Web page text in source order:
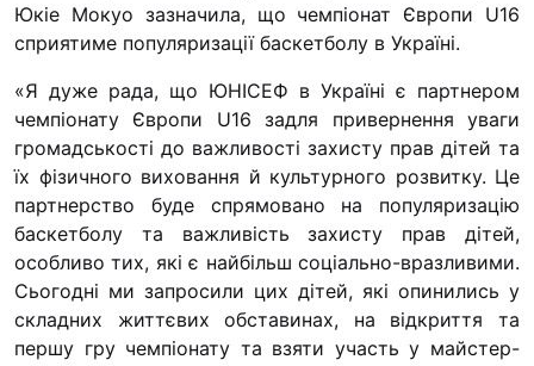
Юкіе Мокуо зазначила, що чемпіонат Європи U16
сприятиме популяризації баскетболу в Україні.
«Я дуже рада, що ЮНІСЕФ в Україні є партнером
чемпіонату Європи U16 задля привернення уваги
громадськості до важливості захисту прав дітей та
їх фізичного виховання й культурного розвитку. Це
партнерство буде спрямовано на популяризацію
баскетболу та важливість захисту прав дітей,
особливо тих, які є найбільш соціально-вразливими.
Сьогодні ми запросили цих дітей, які опинились у
складних життєвих обставинах, на відкриття та
першу гру чемпіонату та взяти участь у майстер-